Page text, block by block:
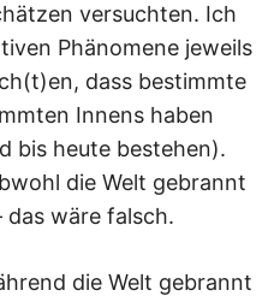
versuchten. Ich
Phänomene jeweils
dass bestimmte
Innens haben
bis heute bestehen).
die Welt gebrannt
das wäre falsch.
die Welt gebrannt